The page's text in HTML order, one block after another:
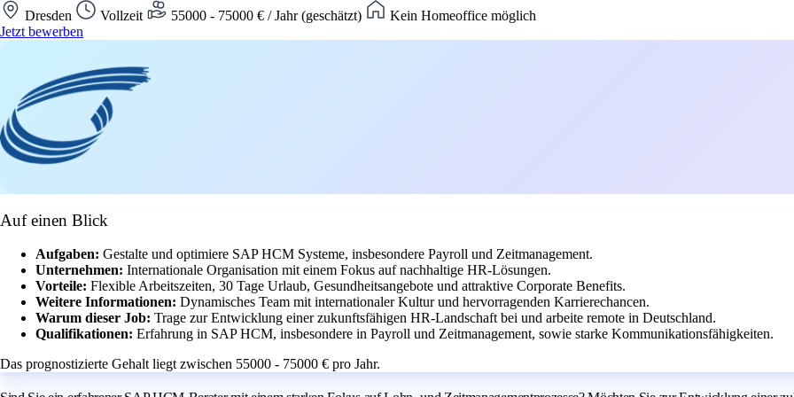
Dresden Vollzeit 55000 - 75000 € / Jahr (geschätzt)
Kein Homeoffice möglich
Jetzt bewerben
Auf einen Blick
Aufgaben: Gestalte und optimiere SAP HCM Systeme, insbesondere Payroll und Zeitmanagement.
Unternehmen: Internationale Organisation mit einem Fokus auf nachhaltige HR-Lösungen.
Vorteile: Flexible Arbeitszeiten, 30 Tage Urlaub, Gesundheitsangebote und attraktive Corporate Benefits.
Weitere Informationen: Dynamisches Team mit internationaler Kultur und hervorragenden Karrierechancen.
Warum dieser Job: Trage zur Entwicklung einer zukunftsfähigen HR-Landschaft bei und arbeite remote in Deutschland.
Qualifikationen: Erfahrung in SAP HCM, insbesondere in Payroll und Zeitmanagement, sowie starke Kommunikationsfähigkeiten.
Das prognostizierte Gehalt liegt zwischen 55000 - 75000 € pro Jahr.